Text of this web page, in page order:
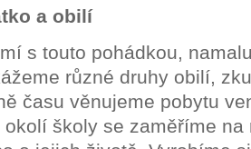
a obilí
s touto pohádkou,
různé druhy obilí,
času věnujeme pobytu
školy se zaměříme na